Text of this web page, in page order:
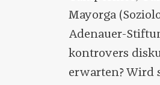
Mayorga
Adenauer-
kontrovers
erwarten? Wird